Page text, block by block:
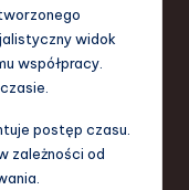
widok
współpracy.
postęp czasu.
zależności od